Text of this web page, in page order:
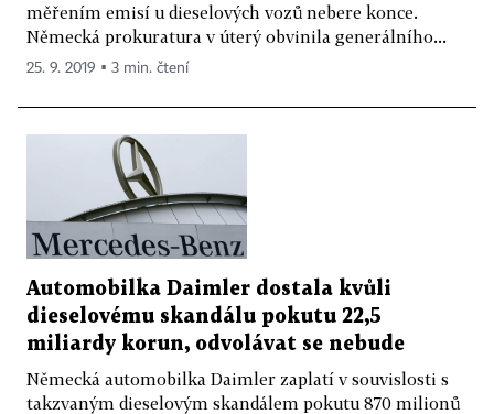
měřením emisí u dieselových vozů nebere konce.
Německá prokuratura v úterý obvinila generálního...
25. 9. 2019 ▪ 3 min. čtení
Automobilka Daimler dostala kvůli
dieselovému skandálu pokutu 22,5
miliardy korun, odvolávat se nebude
Německá automobilka Daimler zaplatí v souvislosti s
takzvaným dieselovým skandálem pokutu 870 milionů